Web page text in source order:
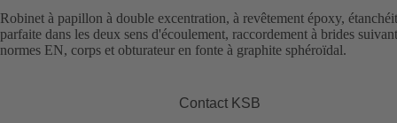
Robinet à papillon à double excentration, à revêtement époxy,
parfaite dans les deux sens d'écoulement, raccordement à brides suivant
normes EN, corps et obturateur en fonte à graphite sphéroïdal.
Contact KSB